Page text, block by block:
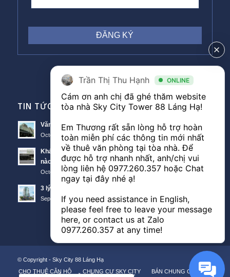
TIN TỨC VĂN PHÒNG
Văn phòng Sky City văn phòng cho thuê nổi bật tại Đống Đa
October 11, 2018 - 10:00 am
Khách hàng thuê văn phòng The Lancaster theo diện tích
nào?
October 11, 2018 - 3:51 am
3 lý do nên thuê văn phòng Sunwah Tower
September 21, 2018 - 3:48 am
© Copyright - Sky City 88 Láng Hạ
CHO THUÊ CĂN HỘ
CHUNG CƯ SKY CITY
BÁN CHUNG CƯ
Trần Thị Thu Hạnh ONLINE
Cám ơn anh chị đã ghé thăm website
tòa nhà Sky City Tower 88 Láng Hạ!
Em Thương rất sẵn lòng hỗ trợ hoàn
toàn miễn phí các thông tin mới nhất
về thuê văn phòng tại tòa nhà. Để
được hỗ trợ nhanh nhất, anh/chị vui
lòng liên hệ 0977.260.357 hoặc Chat
ngay tại đây nhé ạ!
If you need assistance in English,
please feel free to leave your message
0977.260.357 at any time!